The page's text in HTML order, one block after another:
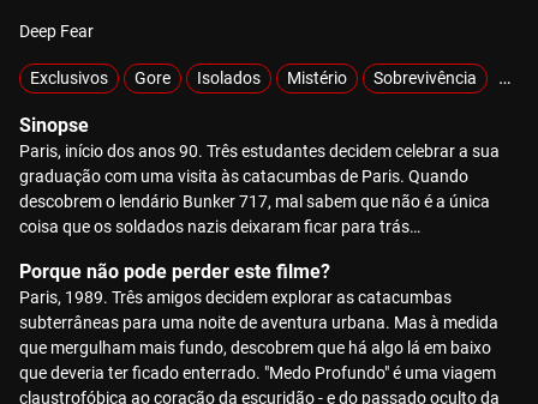
Deep Fear
Exclusivos Gore Isolados Mistério Sobrevivência
Sinopse
Paris, início dos anos 90. Três estudantes decidem celebrar a sua
graduação com uma visita às catacumbas de Paris. Quando
descobrem o lendário Bunker 717, mal sabem que não é a única
coisa que os soldados nazis deixaram ficar para trás…
Porque não pode perder este filme?
Paris, 1989. Três amigos decidem explorar as catacumbas
subterrâneas para uma noite de aventura urbana. Mas à medida
que mergulham mais fundo, descobrem que há algo lá em baixo
que deveria ter ficado enterrado. "Medo Profundo" é uma viagem
claustrofóbica ao coração da escuridão - e do passado oculto da